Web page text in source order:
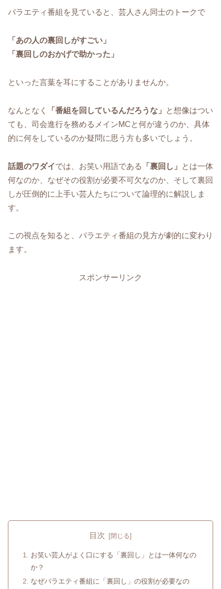
バラエティ番組を見ていると、芸人さん同士のトークで
「あの人の裏回しがすごい」
「裏回しのおかげで助かった」
といった言葉を耳にすることがありませんか。
なんとなく 「番組を回しているんだろうな」
と想像はつい
ても、司会進行を務めるメインMCと何が違うのか、具体
的に何をしているのか疑問に思う方も多いでしょう。
話題のワダイでは、お笑い用語である 「裏回し」
とは一体
何なのか、なぜその役割が必要不可欠なのか、そして裏回
しが圧倒的に上手い芸人たちについて論理的に解説しま
す。
この視点を知ると、バラエティ番組の見方が劇的に変わり
ます。
スポンサーリンク
目次
お笑い芸人がよく口にする「裏回し」とは一体何なの
か？
なぜバラエティ番組に「裏回し」の役割が必要なの